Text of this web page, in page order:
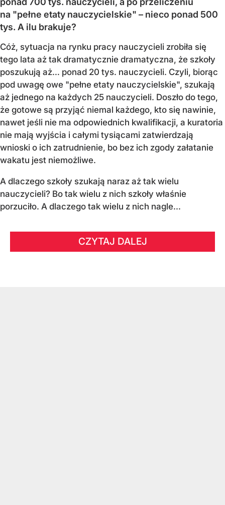
na "pełne etaty nauczycielskie" – nieco ponad 500
tys. A ilu brakuje?
Cóż, sytuacja na rynku pracy nauczycieli zrobiła się
tego lata aż tak dramatycznie dramatyczna, że szkoły
poszukują aż… ponad 20 tys. nauczycieli. Czyli, biorąc
pod uwagę owe "pełne etaty nauczycielskie", szukają
aż jednego na każdych 25 nauczycieli. Doszło do tego,
że gotowe są przyjąć niemal każdego, kto się nawinie,
nawet jeśli nie ma odpowiednich kwalifikacji, a kuratoria
nie mają wyjścia i całymi tysiącami zatwierdzają
wnioski o ich zatrudnienie, bo bez ich zgody załatanie
wakatu jest niemożliwe.
A dlaczego szkoły szukają naraz aż tak wielu
nauczycieli? Bo tak wielu z nich szkoły właśnie
porzuciło. A dlaczego tak wielu z nich nagle...
CZYTAJ DALEJ